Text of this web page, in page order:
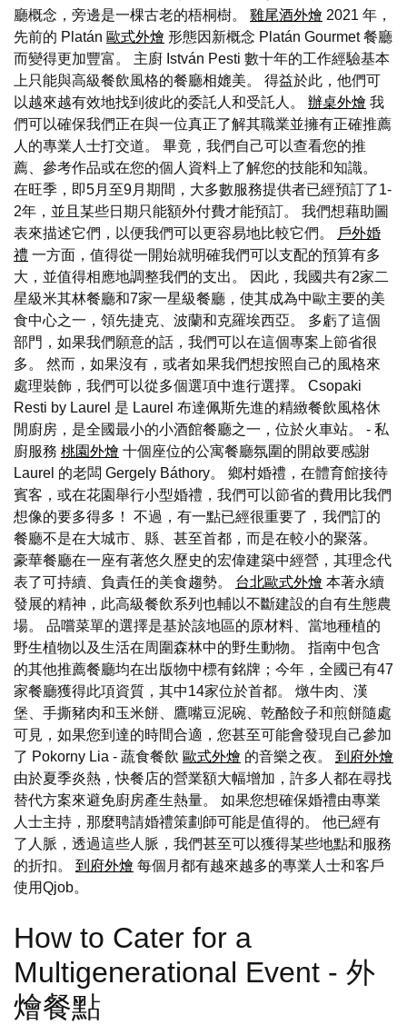
廳概念，旁邊是一棵古老的梧桐樹。 雞尾酒外燴 2021 年，
先前的 Platán 歐式外燴 形態因新概念 Platán Gourmet 餐廳
而變得更加豐富。 主廚 István Pesti 數十年的工作經驗基本
上只能與高級餐飲風格的餐廳相媲美。 得益於此，他們可
以越來越有效地找到彼此的委託人和受託人。 辦桌外燴 我
們可以確保我們正在與一位真正了解其職業並擁有正確推薦
人的專業人士打交道。 畢竟，我們自己可以查看您的推
薦、參考作品或在您的個人資料上了解您的技能和知識。
在旺季，即5月至9月期間，大多數服務提供者已經預訂了1-
2年，並且某些日期只能額外付費才能預訂。 我們想藉助圖
表來描述它們，以便我們可以更容易地比較它們。
戶外婚
禮 一方面，值得從一開始就明確我們可以支配的預算有多
大，並值得相應地調整我們的支出。 因此，我國共有2家二
星級米其林餐廳和7家一星級餐廳，使其成為中歐主要的美
食中心之一，領先捷克、波蘭和克羅埃西亞。 多虧了這個
部門，如果我們願意的話，我們可以在這個專案上節省很
多。 然而，如果沒有，或者如果我們想按照自己的風格來
處理裝飾，我們可以從多個選項中進行選擇。 Csopaki
Resti by Laurel 是 Laurel 布達佩斯先進的精緻餐飲風格休
閒廚房，是全國最小的小酒館餐廳之一，位於火車站。 - 私
廚服務 桃園外燴 十個座位的公寓餐廳氛圍的開啟要感謝
Laurel 的老闆 Gergely Báthory。 鄉村婚禮，在體育館接待
賓客，或在花園舉行小型婚禮，我們可以節省的費用比我們
想像的要多得多！ 不過，有一點已經很重要了，我們訂的
餐廳不是在大城市、縣、甚至首都，而是在較小的聚落。
豪華餐廳在一座有著悠久歷史的宏偉建築中經營，其理念代
表了可持續、負責任的美食趨勢。 台北歐式外燴 本著永續
發展的精神，此高級餐飲系列也輔以不斷建設的自有生態農
場。 品嚐菜單的選擇是基於該地區的原材料、當地種植的
野生植物以及生活在周圍森林中的野生動物。 指南中包含
的其他推薦餐廳均在出版物中標有銘牌；今年，全國已有47
家餐廳獲得此項資質，其中14家位於首都。 燉牛肉、漢
堡、手撕豬肉和玉米餅、鷹嘴豆泥碗、乾酪餃子和煎餅隨處
可見，如果您到達的時間合適，您甚至可能會發現自己參加
了 Pokorny Lia - 蔬食餐飲 歐式外燴 的音樂之夜。 到府外燴
由於夏季炎熱，快餐店的營業額大幅增加，許多人都在尋找
替代方案來避免廚房產生熱量。 如果您想確保婚禮由專業
人士主持，那麼聘請婚禮策劃師可能是值得的。 他已經有
了人脈，透過這些人脈，我們甚至可以獲得某些地點和服務
的折扣。 到府外燴 每個月都有越來越多的專業人士和客戶
使用Qjob。
How to Cater for a
Multigenerational Event - 外
燴餐點